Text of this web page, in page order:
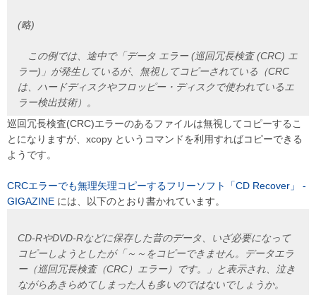
(略)
この例では、途中で「データ エラー (巡回冗長検査 (CRC) エ
ラー)」が発生しているが、無視してコピーされている（CRC
は、ハードディスクやフロッピー・ディスクで使われているエ
ラー検出技術）。
巡回冗長検査(CRC)エラーのあるファイルは無視してコピーするこ
とになりますが、xcopy というコマンドを利用すればコピーできる
ようです。
CRCエラーでも無理矢理コピーするフリーソフト「CD Recover」 -
GIGAZINE には、以下のとおり書かれています。
CD-RやDVD-Rなどに保存した昔のデータ、いざ必要になって
コピーしようとしたが「～～をコピーできません。データエラ
ー（巡回冗長検査（CRC）エラー）です。」と表示され、泣き
ながらあきらめてしまった人も多いのではないでしょうか。